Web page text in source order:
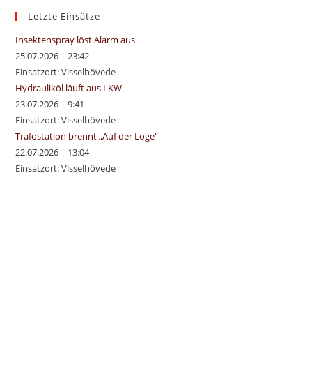
Letzte Einsätze
Insektenspray löst Alarm aus
25.07.2026 |23:42
Einsatzort: Visselhövede
Hydrauliköl läuft aus LKW
23.07.2026 |9:41
Einsatzort: Visselhövede
Trafostation brennt „Auf der Loge“
22.07.2026 | 13:04
Einsatzort: Visselhövede